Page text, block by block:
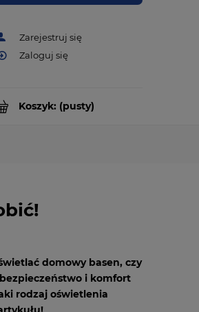
Zarejestruj się
Zaloguj się
Koszyk: (pusty)
domowy basen, czy
i komfort
rodzaj oświetlenia